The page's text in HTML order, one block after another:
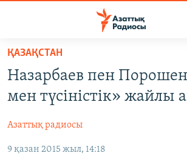
Skip
main
content
to
Navigation
ЖАҢАЛЫҚТАР
САЯСАТ
AZATTYQTV
ҚАҢТАР ОҚИҒАСЫ
АДАМ ҚҰҚЫҚТАРЫ
ҚАЗАҚСТАН
Назарбаев пен
мен түсіністік» жайлы
Азаттық радиосы
9 қазан 2015 жыл, 14:18